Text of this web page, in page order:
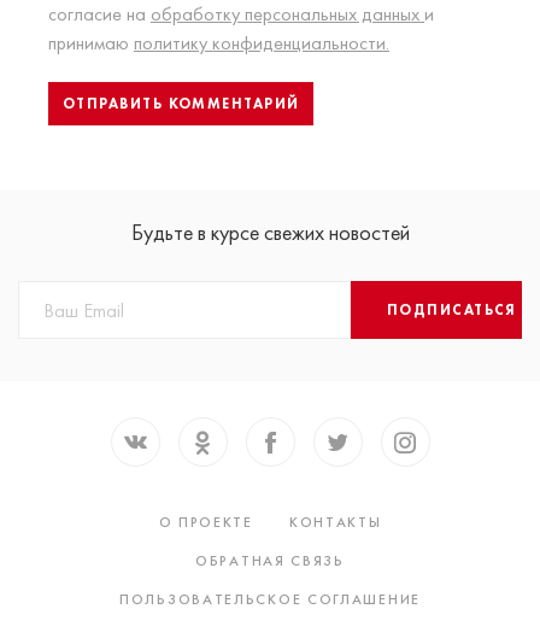
согласие на обработку персональных данных и
принимаю политику конфиденциальности.
Будьте в курсе свежих новостей
ПОДПИСАТЬСЯ
О ПРОЕКТЕ
КОНТАКТЫ
ОБРАТНАЯ СВЯЗЬ
ПОЛЬЗОВАТЕЛЬСКОЕ СОГЛАШЕНИЕ